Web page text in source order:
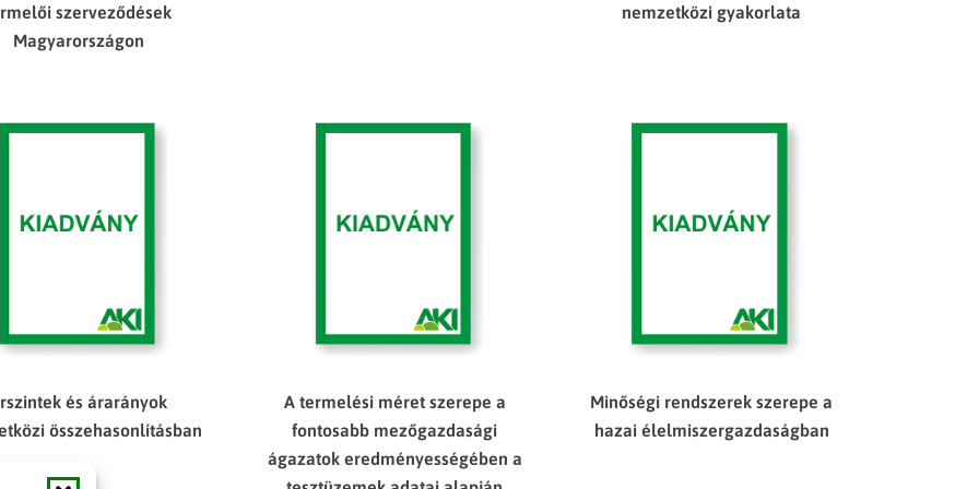
szerveződések
Magyarországon
nemzetközi gyakorlata
és árarányok
összehasonlításban
A termelési méret szerepe a
fontosabb mezőgazdasági
ágazatok eredményességében a
Minőségi rendszerek szerepe a
hazai élelmiszergazdaságban